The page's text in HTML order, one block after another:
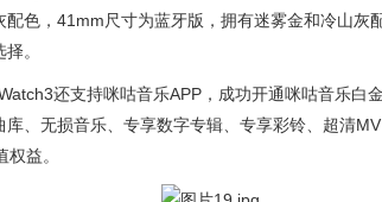
色，41mm尺寸为蓝牙版，拥有迷雾金和冷山灰
。
还支持咪咕音乐APP，成功开通咪咕音乐白
、无损音乐、专享数字专辑、专享彩铃、超清MV
益。